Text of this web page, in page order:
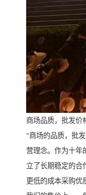
商场品质，批发价
“商场的品质，批
营理念。作为十年
立了长期稳定的合
更低的成本采购优